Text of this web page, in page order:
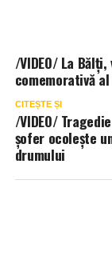
/VIDEO/ La
comemorativă
CITEȘTE ȘI
/VIDEO/
șofer ocolește
drumului